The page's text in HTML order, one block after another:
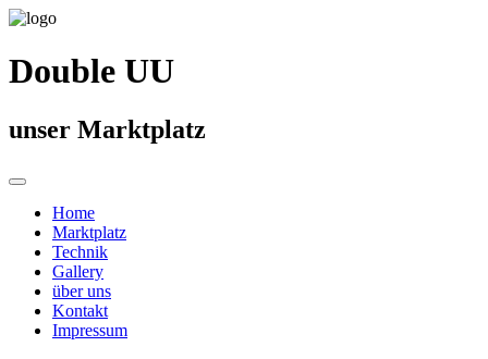
Double UU
unser Marktplatz
Home
Marktplatz
Technik
Gallery
über uns
Kontakt
Impressum